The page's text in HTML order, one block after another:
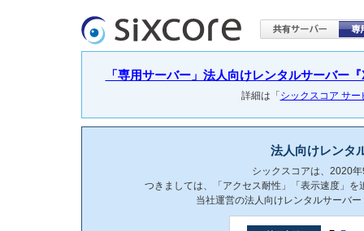
「専用サーバー」法人向けレンタルサーバー
詳細は「 シックスコア サ
法人向けレンタ
シックスコアは、2020
つきましては、「アクセス耐性」「表示速度」
当社運営の法人向けレンタルサーバー